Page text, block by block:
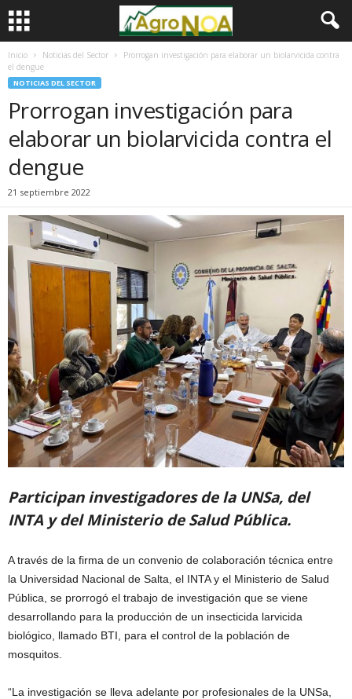
Inicio Noticias del Sector
Prorrogan investigación para elaborar un biolarvicida contra
el dengue
NOTICIAS DEL SECTOR
Prorrogan investigación para
elaborar un biolarvicida contra el
dengue
21 septiembre 2022
Participan investigadores de la UNSa, del
INTA y del Ministerio de Salud Pública.
A través de la firma de un convenio de colaboración técnica entre
la Universidad Nacional de Salta, el INTA y el Ministerio de Salud
Pública, se prorrogó el trabajo de investigación que se viene
desarrollando para la producción de un insecticida larvicida
biológico, llamado BTI, para el control de la población de
mosquitos.
“La investigación se lleva adelante por profesionales de la UNSa,